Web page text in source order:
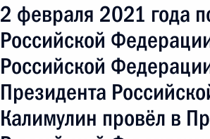
Все руководители, регионы, города и темы
Прокопьевск
2 февраля 2021 года
Российской
Российской
Президента
Калимулин провёл в